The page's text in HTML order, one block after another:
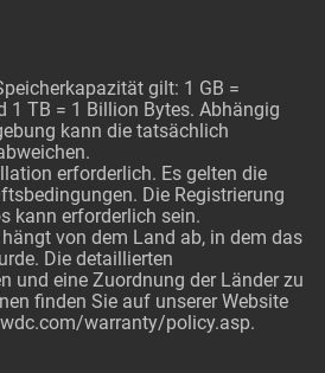
gilt: 1 GB =
1 TB = 1 Billion Bytes. Abhängig
kann die tatsächlich
erforderlich. Es gelten die
Die Registrierung
kann erforderlich sein.
von dem Land ab, in dem das
Die detaillierten
und eine Zuordnung der Länder zu
finden Sie auf unserer Website
warranty/policy.asp.